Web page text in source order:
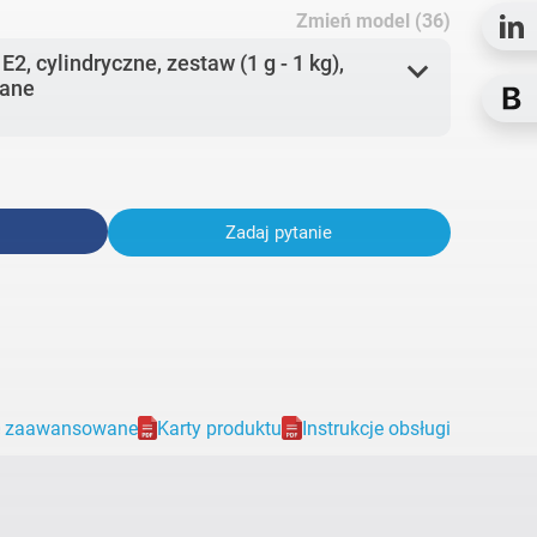
Zmień model (36)
cylindryczne, zestaw (1 g - 1 kg),
expand_more
Zadaj pytanie
Karty produktu Instrukcje obsługi